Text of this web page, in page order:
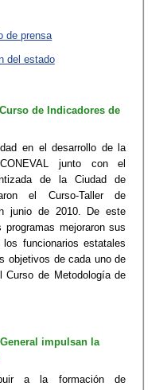
de prensa​
del estado
de Indicadores de
en el desarrollo de la
junto con el
de la Ciudad de
el Curso-Taller de
junio de 2010. De este
mejoraron sus
funcionarios estatales
objetivos de cada uno de
Curso de Metodología de
impulsan la
a la formación de